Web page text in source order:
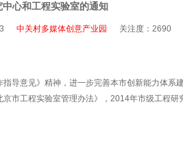
心和工程实验室的通知
中关村多媒体创意产业园 关注度： 2690
导意见》精神，进一步完善本市创新能力体系
市工程实验室管理办法》，2014年市级工程研